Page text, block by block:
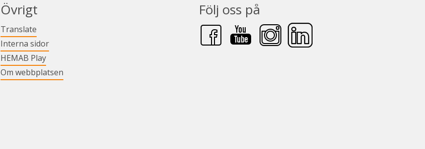
Övrigt
Translate
Interna sidorLänk till annan webbplats.
HEMAB PlayLänk till annan webbplats.
Om webbplatsen
Följ oss på